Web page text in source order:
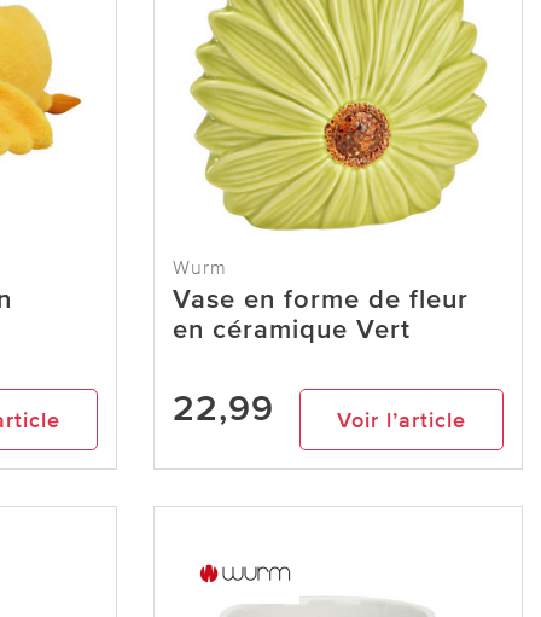
Wurm
Vase en forme de fleur
en céramique Vert
22,99 Voir l’article